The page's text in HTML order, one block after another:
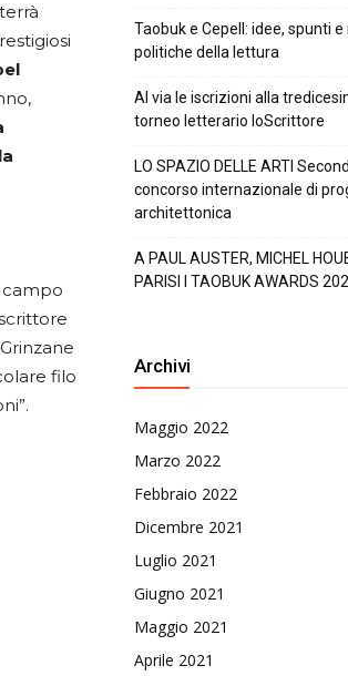
campo
filo
Taobuk e Cepell: idee, spunti
politiche della lettura
Al via le iscrizioni alla
torneo letterario IoScrittore
LO SPAZIO DELLE ARTI
concorso internazionale di
architettonica
A PAUL AUSTER, MICHEL
PARISI I TAOBUK AWARDS
Archivi
Maggio 2022
Marzo 2022
Febbraio 2022
Dicembre 2021
Luglio 2021
Giugno 2021
Maggio 2021
Aprile 2021